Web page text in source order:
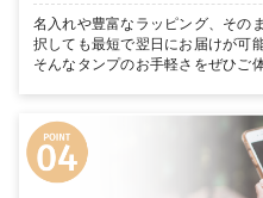
名入れや豊富なラッピング、その
択しても最短で翌日にお届けが可
そんなタンプのお手軽さをぜひご